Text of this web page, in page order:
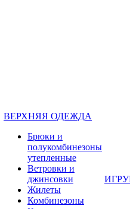
ВЕРХНЯЯ ОДЕЖДА
Брюки и
полукомбинезоны
утепленные
Ветровки и
джинсовки
Жилеты
Комбинезоны